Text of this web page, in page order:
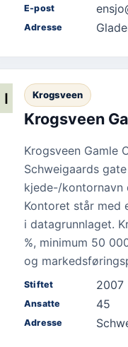
E-post
Adresse
Krogsveen
Krogsveen
Krogsveen Gamle
Schweigaards
kjede-/kontornavn
Kontoret står med
i datagrunnlaget.
%, minimum 50
og
Stiftet 2007
Ansatte 45
Adresse